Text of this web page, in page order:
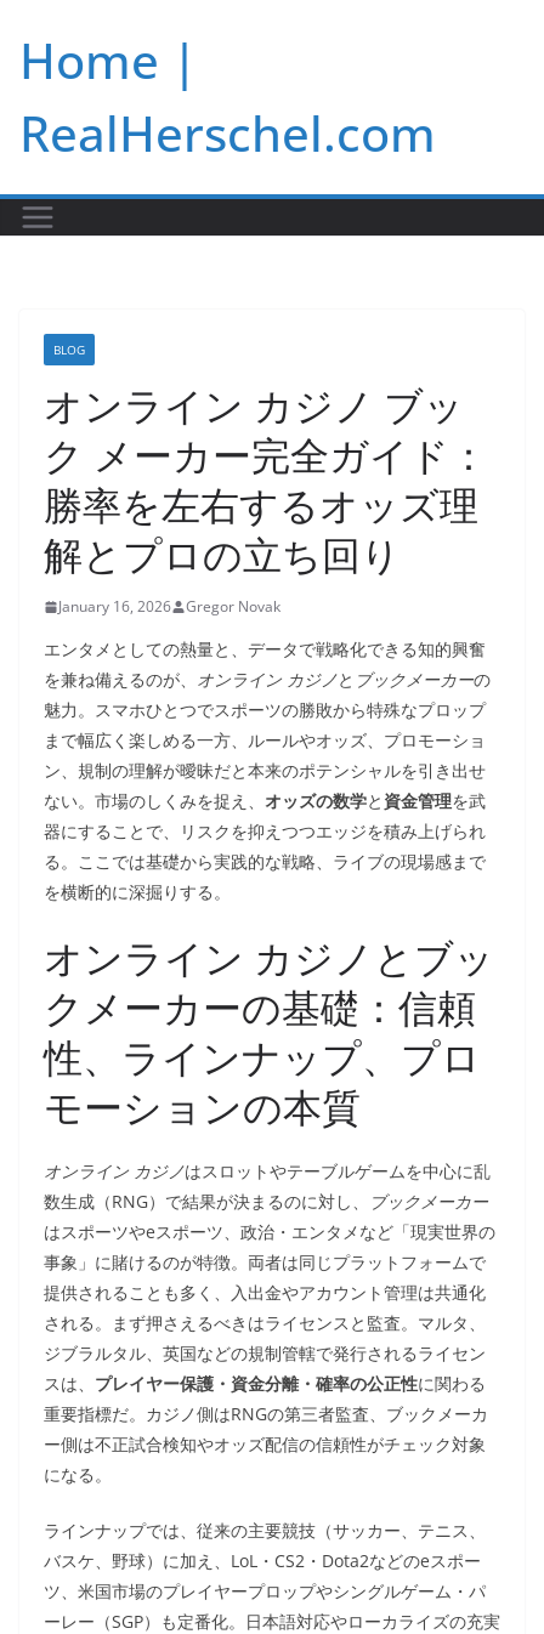
content
Home |
RealHerschel.com
BLOG
オンライン カジノ ブッ
ク メーカー完全ガイド：
勝率を左右するオッズ理
解とプロの立ち回り
January 16, 2026 Gregor Novak
エンタメとしての熱量と、データで戦略化できる知的興奮
を兼ね備えるのが、 オンライン カジノと ブックメーカーの
魅力。スマホひとつでスポーツの勝敗から特殊なプロップ
まで幅広く楽しめる一方、ルールやオッズ、プロモーショ
ン、規制の理解が曖昧だと本来のポテンシャルを引き出せ
ない。市場のしくみを捉え、 オッズの数学と 資金管理を武
器にすることで、リスクを抑えつつエッジを積み上げられ
る。ここでは基礎から実践的な戦略、ライブの現場感まで
を横断的に深掘りする。
オンライン カジノとブッ
クメーカーの基礎：信頼
性、ラインナップ、プロ
モーションの本質
オンライン カジノはスロットやテーブルゲームを中心に乱
数生成（RNG）で結果が決まるのに対し、
ブックメーカー
はスポーツやeスポーツ、政治・エンタメなど「現実世界の
事象」に賭けるのが特徴。両者は同じプラットフォームで
提供されることも多く、入出金やアカウント管理は共通化
される。まず押さえるべきはライセンスと監査。マルタ、
ジブラルタル、英国などの規制管轄で発行されるライセン
スは、 プレイヤー保護・資金分離・確率の公正性に関わる
重要指標だ。カジノ側はRNGの第三者監査、ブックメーカ
ー側は不正試合検知やオッズ配信の信頼性がチェック対象
になる。
ラインナップでは、従来の主要競技（サッカー、テニス、
バスケ、野球）に加え、LoL・CS2・Dota2などのeスポー
ツ、米国市場のプレイヤープロップやシングルゲーム・パ
ーレー（SGP）も定番化。日本語対応やローカライズの充実